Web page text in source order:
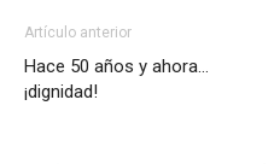
Artículo anterior
Hace 50 años y ahora…
¡dignidad!